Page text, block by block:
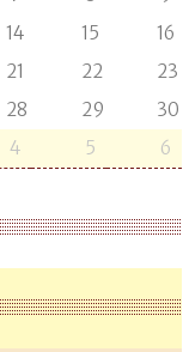
14 15
16
21 22
23
28 29
30
4 5 6